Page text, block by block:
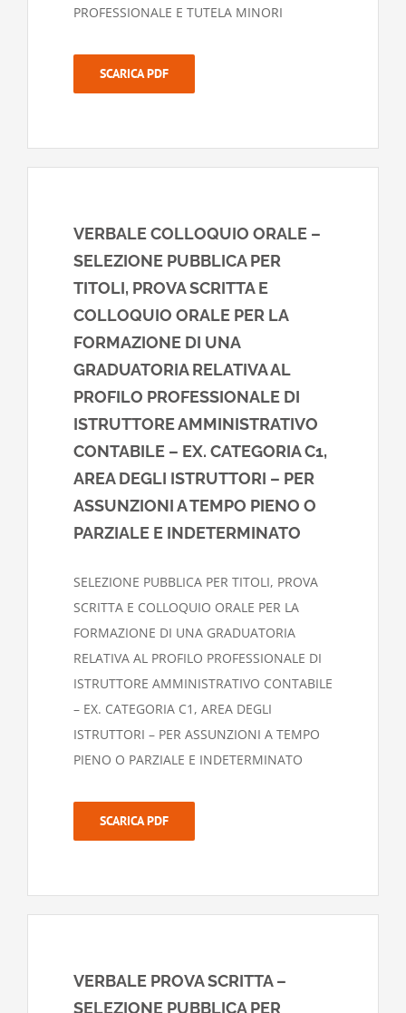
PROFESSIONALE E TUTELA MINORI
SCARICA PDF
VERBALE COLLOQUIO ORALE –
SELEZIONE PUBBLICA PER
TITOLI, PROVA SCRITTA E
COLLOQUIO ORALE PER LA
FORMAZIONE DI UNA
GRADUATORIA RELATIVA AL
PROFILO PROFESSIONALE DI
ISTRUTTORE AMMINISTRATIVO
CONTABILE – EX. CATEGORIA C1,
AREA DEGLI ISTRUTTORI – PER
ASSUNZIONI A TEMPO PIENO O
PARZIALE E INDETERMINATO
SELEZIONE PUBBLICA PER TITOLI, PROVA
SCRITTA E COLLOQUIO ORALE PER LA
FORMAZIONE DI UNA GRADUATORIA
RELATIVA AL PROFILO PROFESSIONALE DI
ISTRUTTORE AMMINISTRATIVO CONTABILE
– EX. CATEGORIA C1, AREA DEGLI
ISTRUTTORI – PER ASSUNZIONI A TEMPO
PIENO O PARZIALE E INDETERMINATO
SCARICA PDF
VERBALE PROVA SCRITTA –
SELEZIONE PUBBLICA PER